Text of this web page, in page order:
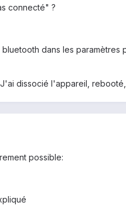
connecté" ?
dans les
dissocié l'appareil,
possible: